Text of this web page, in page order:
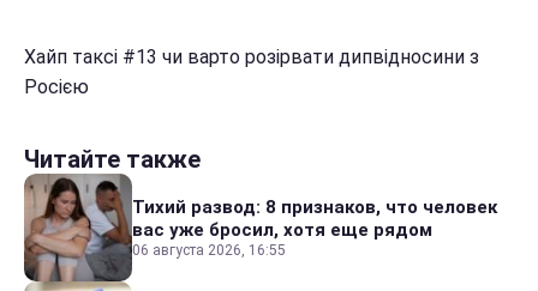
Хайп таксі #13 чи варто розірвати дипвідносини з
Росією
Читайте также
Тихий развод: 8 признаков, что человек
вас уже бросил, хотя еще рядом
06 августа 2026, 16:55